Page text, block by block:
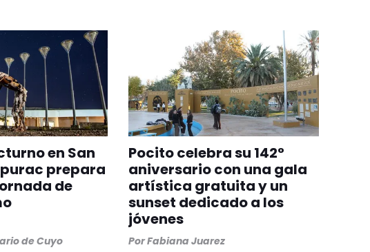
en San
prepara
de
de Cuyo
Pocito celebra su 142°
aniversario con una gala
artística gratuita y un
sunset dedicado a los
jóvenes
PorFabiana Juarez